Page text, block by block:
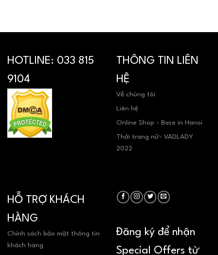
HOTLINE: 033 815
9104
THÔNG TIN LIÊN
HỆ
Về chúng tôi
Liên hệ
Online Shop - Base in Hanoi
Thời trang nữ- VADLADY
2022
HỖ TRỢ KHÁCH
HÀNG
Chính sách bảo mật thông tin
khách hàng
Đăng ký để nhận
Special Offers từ